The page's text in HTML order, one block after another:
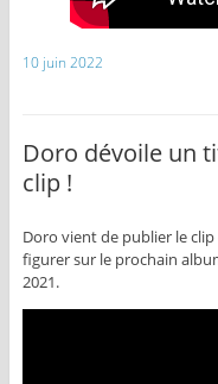
10 juin 2022
Doro dévoile un
clip !
Doro vient de publier le
figurer sur le prochain
2021.